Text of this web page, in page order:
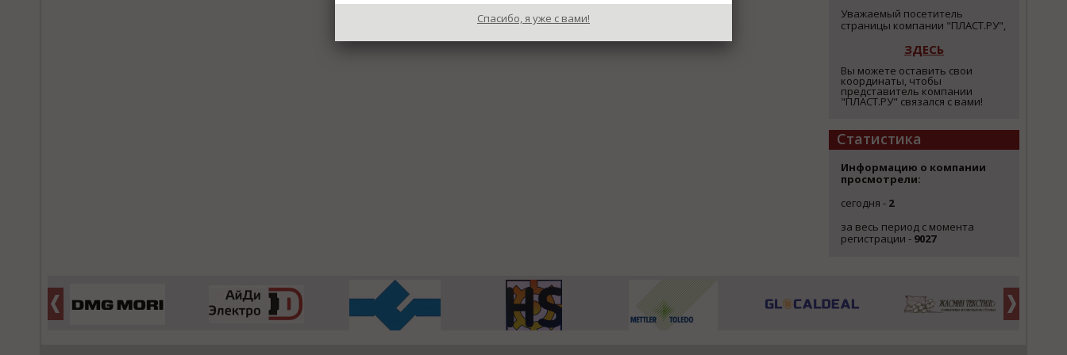
Уважаемый посетитель
страницы компании "ПЛАСТ.РУ",
ЗДЕСЬ
Вы можете оставить свои
координаты, чтобы
представитель компании
"ПЛАСТ.РУ" связался с вами!
Статистика
Информацию о компании
просмотрели:
сегодня - 2
за весь период с момента
регистрации - 9027
Спасибо, я уже с вами!